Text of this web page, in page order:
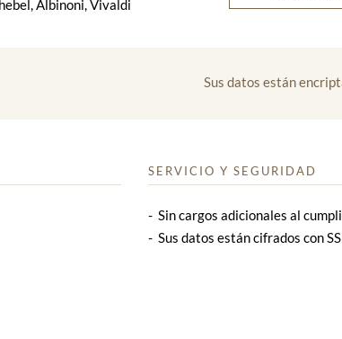
Albinoni, Vivaldi
Sus datos están
SERVICIO Y SEGURIDAD
Sin cargos adicionales al
Sus datos están cifrados con